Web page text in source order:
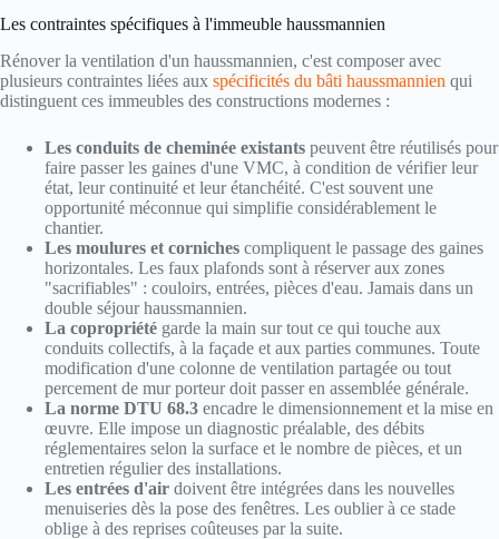
Les contraintes spécifiques à l'immeuble haussmannien
Rénover la ventilation d'un haussmannien, c'est composer avec
plusieurs contraintes liées aux spécificités du bâti haussmannien qui
distinguent ces immeubles des constructions modernes :
Les conduits de cheminée existants peuvent être réutilisés pour
faire passer les gaines d'une VMC, à condition de vérifier leur
état, leur continuité et leur étanchéité. C'est souvent une
opportunité méconnue qui simplifie considérablement le
chantier.
Les moulures et corniches compliquent le passage des gaines
horizontales. Les faux plafonds sont à réserver aux zones
"sacrifiables" : couloirs, entrées, pièces d'eau. Jamais dans un
double séjour haussmannien.
La copropriété garde la main sur tout ce qui touche aux
conduits collectifs, à la façade et aux parties communes. Toute
modification d'une colonne de ventilation partagée ou tout
percement de mur porteur doit passer en assemblée générale.
La norme DTU 68.3 encadre le dimensionnement et la mise en
œuvre. Elle impose un diagnostic préalable, des débits
réglementaires selon la surface et le nombre de pièces, et un
entretien régulier des installations.
Les entrées d'air doivent être intégrées dans les nouvelles
menuiseries dès la pose des fenêtres. Les oublier à ce stade
oblige à des reprises coûteuses par la suite.